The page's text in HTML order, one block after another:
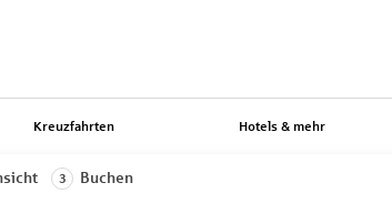
Kreuzfahrten Hotels & mehr
3 Buchen